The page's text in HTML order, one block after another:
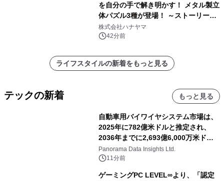
を自分の手で解き明かす！ メタル製立
体パズル3種が登場！ ～ストーリーと
ギミックが融合した 大人の体験型パズ
ルが8月7日(金)12時より先行予約受付
株式会社ハナヤマ
42分前
ライフスタイルの新着をもっと見る
テックの新着 もっと見る
自動車用バイワイヤシステム市場は、
2025年に782億米ドルと推定され、
2036年までに2,693億6,000万米ドル
に達すると予測されており、予測期間
（2026年～2036年）
Panorama Data Insights Ltd.
11分前
ゲーミングPC LEVEL∞より、「認定